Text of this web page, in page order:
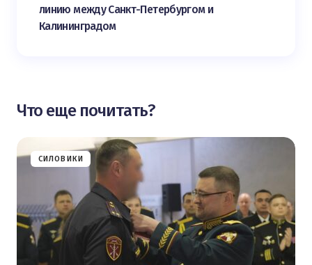
линию между Санкт-Петербургом и
Калининградом
Что еще почитать?
СИЛОВИКИ